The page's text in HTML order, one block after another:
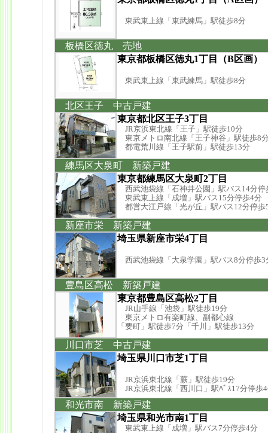
東武東上線「東武練馬」駅徒歩8分
板橋区徳丸 売地
東京都板橋区徳丸1丁目（B区画）
東武東上線「東武練馬」駅徒歩8分
北区王子 中古戸建
東京都北区王子3丁目
JR京浜東北線「王子」駅徒歩10分
東京メトロ南北線「王子神谷」駅徒歩8
都電荒川線「王子駅前」駅徒歩13分
練馬区大泉町 新築戸建
東京都練馬区大泉町2丁目
西武池袋線「石神井公園」駅バス14分停
東武東上線「成増」駅バス15分停歩4分
都営大江戸線「光が丘」駅バス12分停歩
新座市栄 新築戸建
埼玉県新座市栄4丁目
西武池袋線「大泉学園」駅バス8分停歩3
豊島区高松 新築戸建
東京都豊島区高松2丁目
JR山手線「池袋」駅徒歩19分
東京メトロ有楽町線、副都心線
「要町」駅徒歩7分「千川」駅徒歩13分
川口市芝 中古戸建
埼玉県川口市芝1丁目
JR京浜東北線「蕨」駅徒歩19分
JR京浜東北線「西川口」駅ﾊﾞｽ17分停歩
和光市南 新築戸建
埼玉県和光市南1丁目
東武東上線「成増」駅バス7分停歩4分